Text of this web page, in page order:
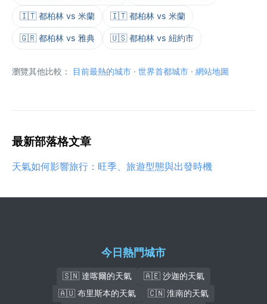
🇮🇹 都柏林 vs 米蘭 🇮🇹 都柏林 vs 米蘭
🇬🇷 都柏林 vs 雅典 🇺🇸 都柏林 vs 紐約市
瀏覽其他比較： 目前最熱的城市 · 世界首都城市 · 網站地圖
最新部落格文章
天氣如何影響旅行：旺季、旅遊型態與出發時機
今日熱門城市
🇸🇳 達喀爾的天氣
🇦🇪 沙迦的天氣
🇦🇺 布里斯本的天氣
🇨🇳 淮南的天氣